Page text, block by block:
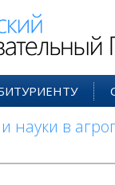
науки в